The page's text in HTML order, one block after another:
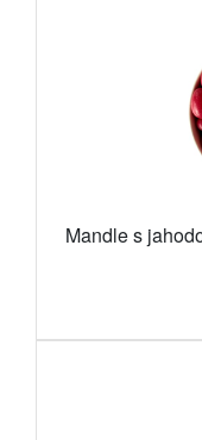
Mandle s